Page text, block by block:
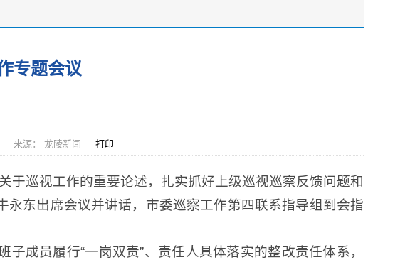
专题会议
来源： 龙陵新闻 打印
巡视工作的重要论述，扎实抓好上级巡视巡察反馈问题和
永东出席会议并讲话，市委巡察工作第四联系指导组到会指
成员履行“一岗双责”、责任人具体落实的整改责任体系，